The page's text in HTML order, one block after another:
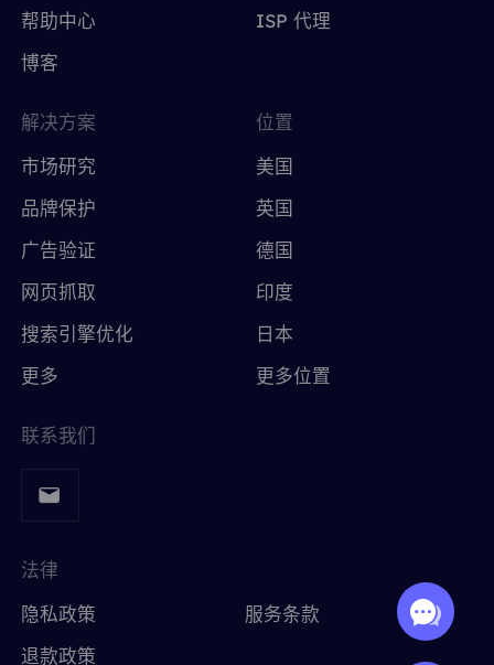
帮助中心
博客
ISP 代理
解决方案
市场研究
品牌保护
广告验证
网页抓取
搜索引擎优化
更多
位置
美国
英国
德国
印度
日本
更多位置
联系我们
法律
隐私政策
服务条款
退款政策